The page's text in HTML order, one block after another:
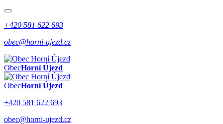
+420 581 622 693
obec@horni-ujezd.cz
ObecHorní Újezd
ObecHorní Újezd
+420 581 622 693
obec@horni-ujezd.cz